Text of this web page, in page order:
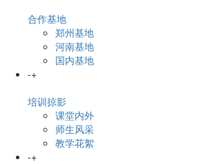
合作基地
郑州基地
河南基地
国内基地
-+
培训掠影
课堂内外
师生风采
教学花絮
-+